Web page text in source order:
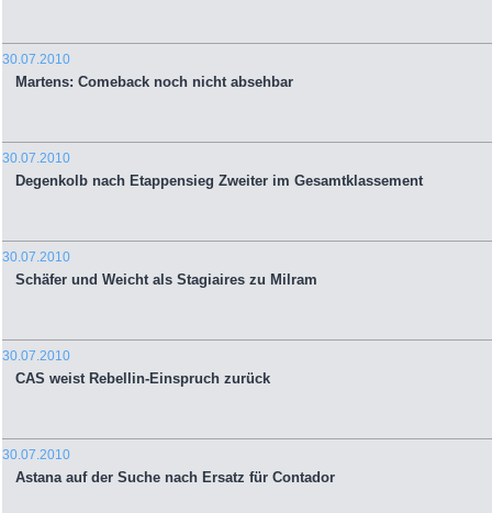
30.07.2010
Martens: Comeback noch nicht absehbar
30.07.2010
Degenkolb nach Etappensieg Zweiter im Gesamtklassement
30.07.2010
Schäfer und Weicht als Stagiaires zu Milram
30.07.2010
CAS weist Rebellin-Einspruch zurück
30.07.2010
Astana auf der Suche nach Ersatz für Contador